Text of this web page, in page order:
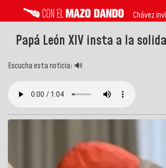
Chávez
Papá León XIV insta a la
Escucha esta noticia: 🔊